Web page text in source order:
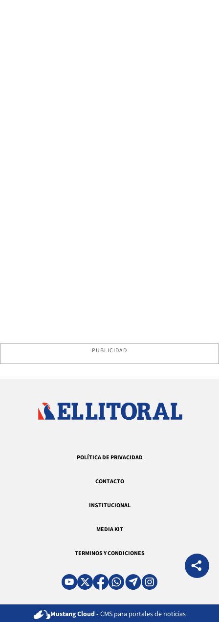
PUBLICIDAD
POLÍTICA DE PRIVACIDAD
CONTACTO
INSTITUCIONAL
MEDIA KIT
TERMINOS Y CONDICIONES
Mustang Cloud - CMS para portales de noticias